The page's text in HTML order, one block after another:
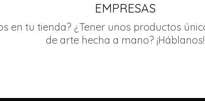
EMPRESAS
en tu tienda? ¿Tener unos productos
de arte hecha a mano? ¡Háblanos!